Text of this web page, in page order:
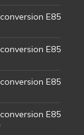
E85
E85
E85
E85